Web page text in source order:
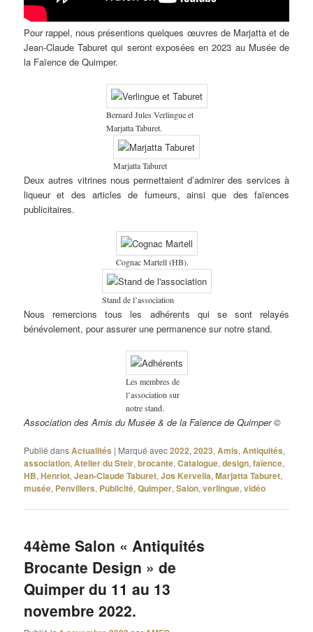
Pour rappel, nous présentions quelques œuvres de Marjatta et de
Jean-Claude Taburet qui seront exposées en 2023 au Musée de
la Faïence de Quimper.
Bernard Jules Verlingue et
Marjatta Taburet.
Marjatta Taburet
Deux autres vitrines nous permettaient d’admirer des services à
liqueur et des articles de fumeurs, ainsi que des faïences
publicitaires.
Cognac Martell (HB).
Stand de l’association
Nous remercions tous les adhérents qui se sont relayés
bénévolement, pour assurer une permanence sur notre stand.
Les membres de
l’association sur
notre stand.
Association des Amis du Musée & de la Faïence de Quimper ©
Publié dansActualités | Marqué avec2022,2023,Amis,Antiquités,
association,Atelier du Steir,brocante,Catalogue,design,faïence,
HB,Henriot,Jean-Claude Taburet,Jos Kervella,Marjatta Taburet,
musée, Penvillers, Publicité,Quimper,Salon,verlingue,vidéo
44ème Salon « Antiquités
Brocante Design » de
Quimper du 11 au 13
novembre 2022.